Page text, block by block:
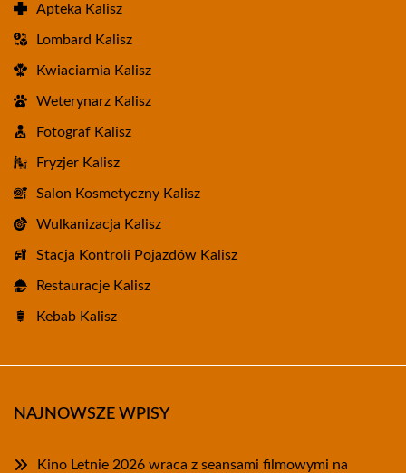
Apteka Kalisz
Lombard Kalisz
Kwiaciarnia Kalisz
Weterynarz Kalisz
Fotograf Kalisz
Fryzjer Kalisz
Salon Kosmetyczny Kalisz
Wulkanizacja Kalisz
Stacja Kontroli Pojazdów Kalisz
Restauracje Kalisz
Kebab Kalisz
NAJNOWSZE WPISY
Kino Letnie 2026 wraca z seansami filmowymi na